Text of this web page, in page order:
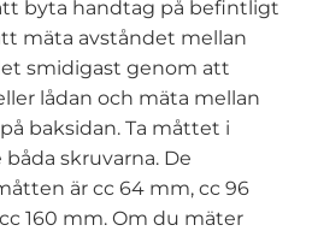
byta handtag på befintligt
mäta avståndet mellan
smidigast genom att
lådan och mäta mellan
baksidan. Ta måttet i
skruvarna. De
är cc 64 mm, cc 96
160 mm. Om du mäter